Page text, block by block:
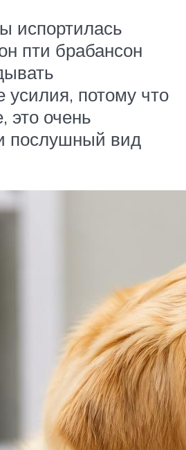
испортилась
пти брабансон
потому что
это очень
послушный вид